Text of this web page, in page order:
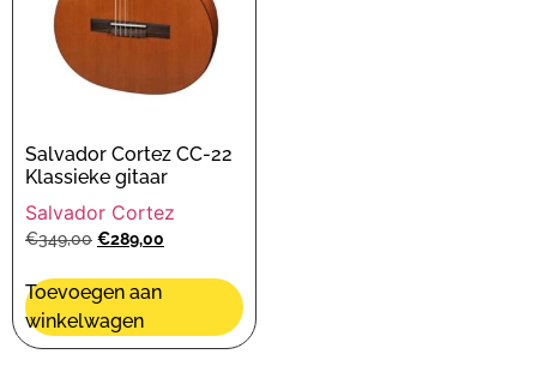
Salvador Cortez CC-22
Klassieke gitaar
Salvador Cortez
€349,00 €289,00
Toevoegen aan
winkelwagen